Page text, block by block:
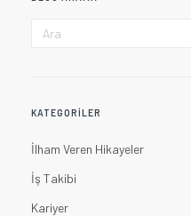
KATEGORILER
İlham Veren Hikayeler
İş Takibi
Kariyer